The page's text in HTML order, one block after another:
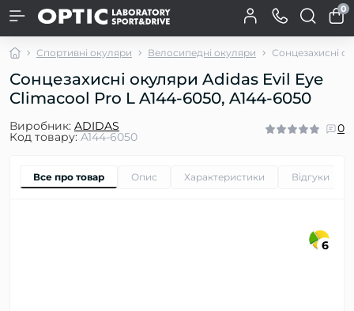
0
Спортивні окуляри Велосипедні окуляри Сонцезахисні
Сонцезахисні окуляри Adidas Evil Eye
Climacool Pro L A144-6050, A144-6050
Виробник: ADIDAS
Код товару: A144-6050
0
Все про товар Опис Характеристики Відгуки
6